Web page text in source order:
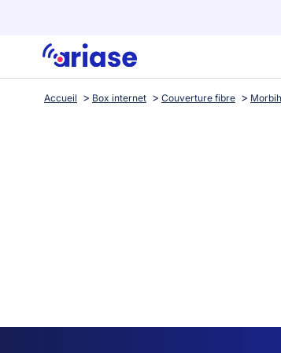
Accueil Box internet Couverture fibre